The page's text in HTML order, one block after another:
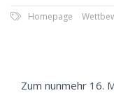
Homepage
Zum nunmehr 16.